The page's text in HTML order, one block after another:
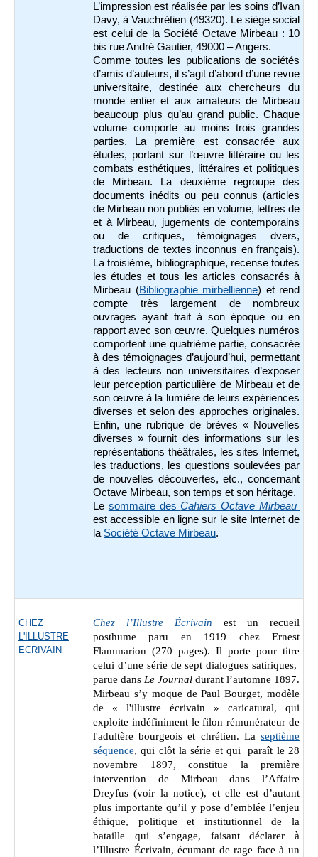
L’impression est réalisée par les soins d’Ivan
Davy, à Vauchrétien (49320). Le siège social
est celui de la Société Octave Mirbeau : 10
bis rue André Gautier, 49000 – Angers.
Comme toutes les publications de sociétés
d’amis d’auteurs, il s’agit d’abord d’une revue
universitaire, destinée aux chercheurs du
monde entier et aux amateurs de Mirbeau
beaucoup plus qu’au grand public. Chaque
volume comporte au moins trois grandes
parties. La première est consacrée aux
études, portant sur l’œuvre littéraire ou les
combats esthétiques, littéraires et politiques
de Mirbeau. La deuxième regroupe des
documents inédits ou peu connus (articles
de Mirbeau non publiés en volume, lettres de
et à Mirbeau, jugements de contemporains
ou de critiques, témoignages dvers,
traductions de textes inconnus en français).
La troisième, bibliographique, recense toutes
les études et tous les articles consacrés à
Mirbeau (Bibliographie mirbellienne) et rend
compte très largement de nombreux
ouvrages ayant trait à son époque ou en
rapport avec son œuvre. Quelques numéros
comportent une quatrième partie, consacrée
à des témoignages d’aujourd’hui, permettant
à des lecteurs non universitaires d’exposer
leur perception particulière de Mirbeau et de
son œuvre à la lumière de leurs expériences
diverses et selon des approches originales.
Enfin, une rubrique de brèves « Nouvelles
diverses » fournit des informations sur les
représentations théâtrales, les sites Internet,
les traductions, les questions soulevées par
de nouvelles découvertes, etc., concernant
Octave Mirbeau, son temps et son héritage.
Le sommaire desCahiers Octave Mirbeau
est accessible en ligne sur le site Internet de
la Société Octave Mirbeau.
CHEZ
L'ILLUSTRE
ECRIVAIN
Chez l’Illustre Écrivain
est un recueil
posthume paru en 1919 chezErnest
Flammarion (270 pages). Il porte pour titre
celui d’une série de sept dialogues satiriques,
parue dans Le Journal durant l’automne 1897.
Mirbeau s’y moque de Paul Bourget, modèle
de « l'illustre écrivain » caricatural, qui
exploite indéfiniment le filon rémunérateur de
l'adultère bourgeois et chrétien. La septième
séquence, qui clôt la série et qui paraît le 28
novembre 1897, constitue la première
intervention de Mirbeau dans l’Affaire
Dreyfus (voir la notice), et elle est d’autant
plus importante qu’il y pose d’emblée l’enjeu
éthique, politique et institutionnel de la
bataille qui s’engage, faisant déclarer à
l’Illustre Écrivain, écumant de rage face à un